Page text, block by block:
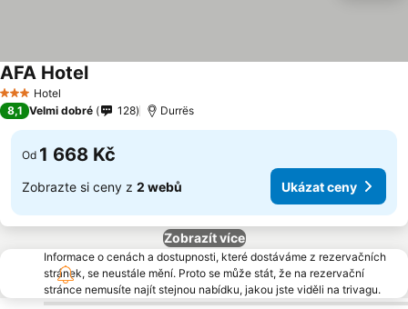
3 Počet hvězdiček
Hotel
AFA Hotel
8,1 Velmi dobré 128 Durrës
Od 1 668 Kč
Zobrazte si ceny z 2 webů Ukázat ceny
Zobrazít více
Informace o cenách a dostupnosti, které dostáváme z rezervačních
stránek, se neustále mění. Proto se může stát, že na rezervační
stránce nemusíte najít stejnou nabídku, jakou jste viděli na trivagu.